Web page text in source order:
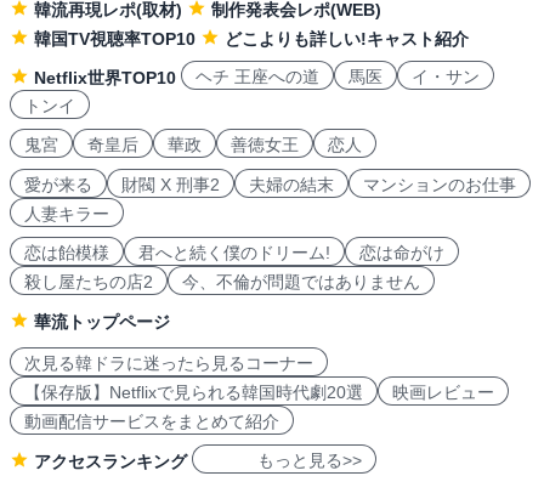
韓流再現レポ(取材)
制作発表会レポ(WEB)
韓国TV視聴率TOP10
どこよりも詳しい!キャスト紹介
Netflix世界TOP10
ヘチ 王座への道 馬医
イ・サン
トンイ
鬼宮
奇皇后 華政 善徳女王 恋人
愛が来る 財閥 X 刑事2 夫婦の結末
マンションのお仕事
人妻キラー
恋は飴模様
君へと続く僕のドリーム!
恋は命がけ
殺し屋たちの店2
今、不倫が問題ではありません
華流トップページ
次見る韓ドラに迷ったら見るコーナー
【保存版】Netflixで見られる韓国時代劇20選
映画レビュー
動画配信サービスをまとめて紹介
アクセスランキング もっと見る>>